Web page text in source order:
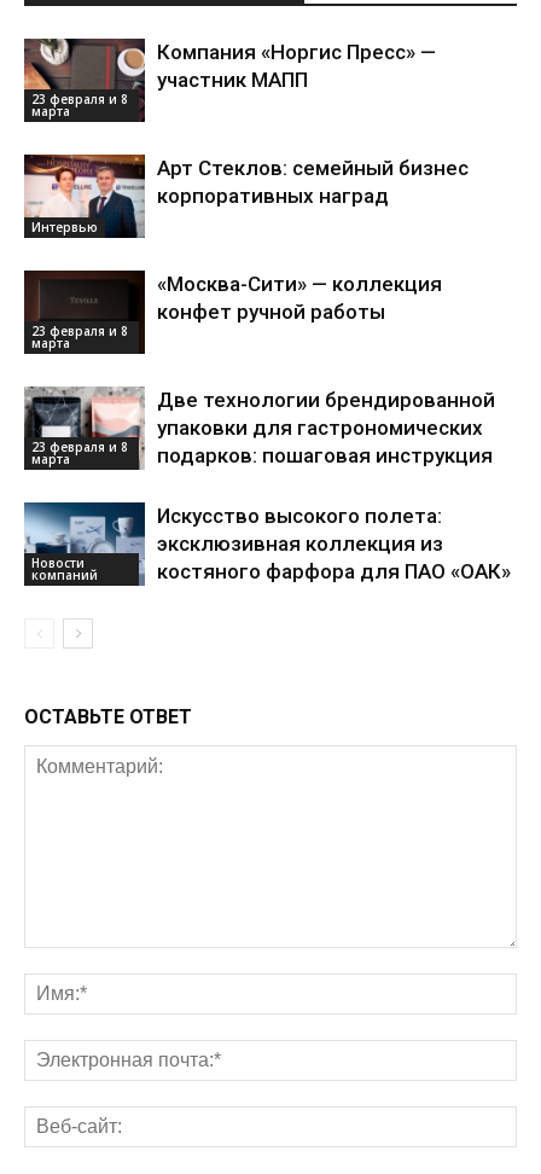
23 февраля и 8
марта
Компания «Норгис Пресс» —
участник МАПП
Интервью
Арт Стеклов: семейный бизнес
корпоративных наград
23 февраля и 8
марта
«Москва-Сити» — коллекция
конфет ручной работы
23 февраля и 8
марта
Две технологии брендированной
упаковки для гастрономических
подарков: пошаговая инструкция
Новости
компаний
Искусство высокого полета:
эксклюзивная коллекция из
костяного фарфора для ПАО «ОАК»
ОСТАВЬТЕ ОТВЕТ